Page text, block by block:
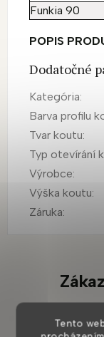
Tento
Funkia 90
POPIS
Dodatočné
Kategória:
Barva profilu
Tvar koutu:
Typ otevírání
Výrobce:
Výška koutu:
Záruka: